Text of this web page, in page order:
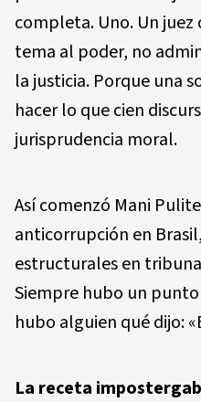
completa. Uno. Un juez
tema al poder, no
la justicia. Porque una
hacer lo que cien
jurisprudencia moral.
Así comenzó Mani
anticorrupción en
estructurales en
Siempre hubo un
hubo alguien qué dijo:
La receta